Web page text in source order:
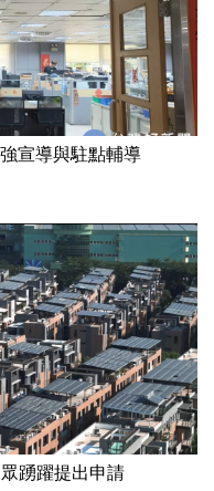
宣導與駐點輔導
踴躍提出申請